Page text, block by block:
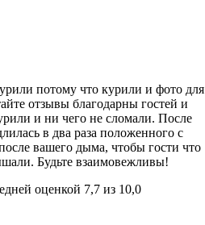
потому что курили и фото для
отзывы благодарны гостей и
и ни чего не сломали. После
в два раза положенного с
вашего дыма, чтобы гости что
Будьте взаимовежливы!
оценкой 7,7 из 10,0